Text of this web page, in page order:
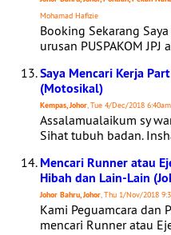
Mohamad Hafizie
Booking Sekarang
urusan PUSPAKOM JPJ
Saya Mencari Kerja
(Motosikal)
Kempas, Johor, Tue 4/Dec/2018
Assalamualaikum sy
Sihat tubuh badan.
Mencari Runner atau
Hibah dan Lain-Lain
Johor Bahru, Johor, Thu 1/Nov/2018
Kami Peguamcara dan
mencari Runner atau